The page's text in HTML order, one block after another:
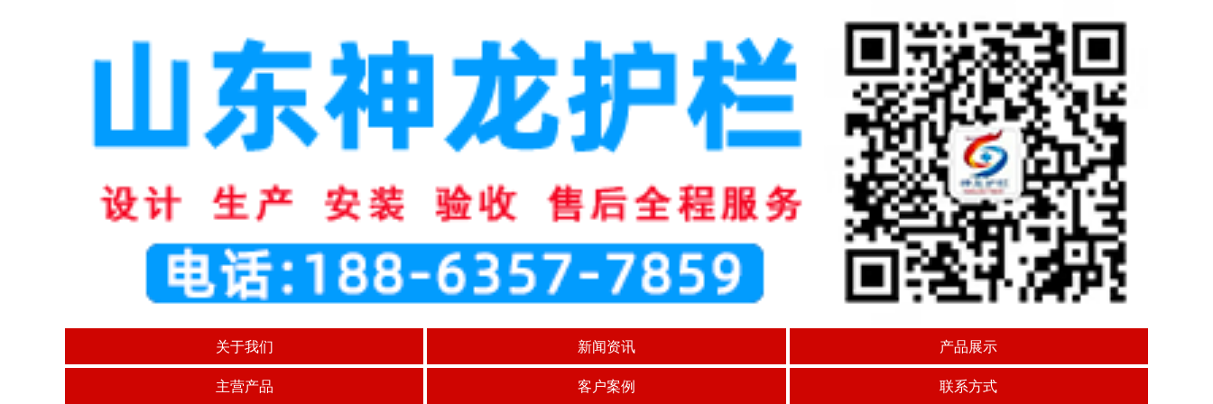
关于我们 新闻资讯
产品展示
主营产品
客户案例 联系方式